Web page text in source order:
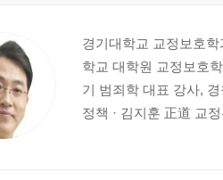
호의 개관
외부교통
금품관리
경기대학교 교정보호
학교 대학원 교정보호
기 범죄학 대표 강사,
정책 · 김지훈 正道 교